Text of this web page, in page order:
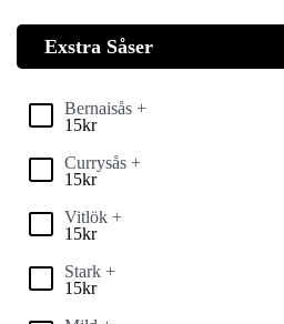
Exstra Såser
Bernaisås +
15kr
Currysås +
15kr
Vitlök +
15kr
Stark +
15kr